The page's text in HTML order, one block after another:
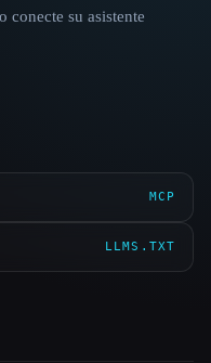
conecte su asistente
MCP
LLMS.TXT